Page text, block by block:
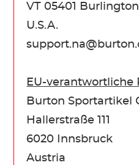
VT 05401 Burlington
U.S.A.
EU-verantwortliche
Burton Sportartikel
Hallerstraße 111
6020 Innsbruck
Austria